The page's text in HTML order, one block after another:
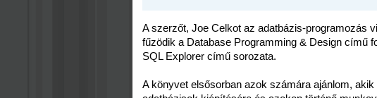
A szerzőt, Joe Celkot az adatbázis-programozás
fűzödik a Database Programming & Design című
SQL Explorer című sorozata.
A könyvet elsősorban azok számára ajánlom,